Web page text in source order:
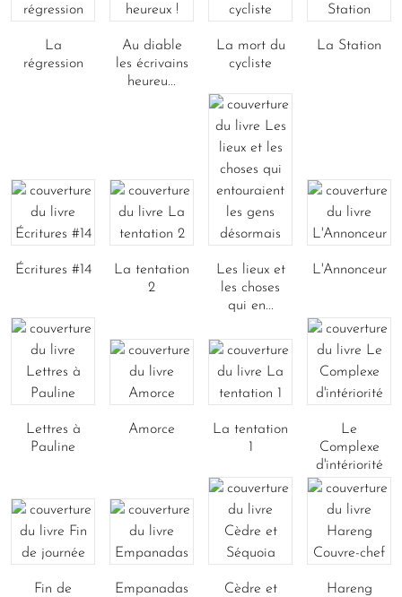
La
régression
Au diable
les écrivains
heureu...
La mort du
cycliste
La Station
Écritures #14
La tentation
2
Les lieux et
les choses
qui en...
L'Annonceur
Lettres à
Pauline
Amorce
La tentation
1
Le
Complexe
d'intériorité
Fin de Empanadas Cèdre et Hareng